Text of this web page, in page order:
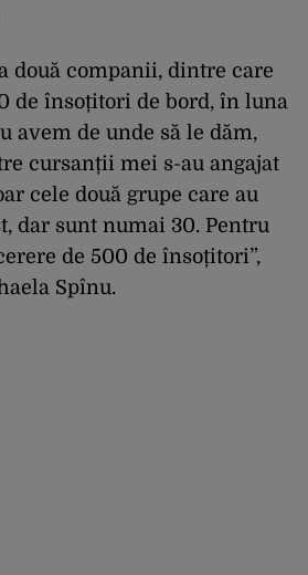
două companii, dintre care
de însoțitori de bord, în luna
avem de unde să le dăm,
cursanții mei s-au angajat
cele două grupe care au
dar sunt numai 30. Pentru
de 500 de însoțitori”,
Spînu.